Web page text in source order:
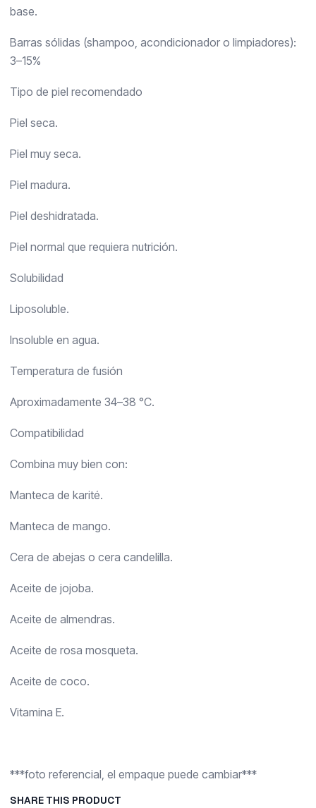
base.
Barras sólidas (shampoo, acondicionador o limpiadores):
3–15%
Tipo de piel recomendado
Piel seca.
Piel muy seca.
Piel madura.
Piel deshidratada.
Piel normal que requiera nutrición.
Solubilidad
Liposoluble.
Insoluble en agua.
Temperatura de fusión
Aproximadamente 34–38 °C.
Compatibilidad
Combina muy bien con:
Manteca de karité.
Manteca de mango.
Cera de abejas o cera candelilla.
Aceite de jojoba.
Aceite de almendras.
Aceite de rosa mosqueta.
Aceite de coco.
Vitamina E.
***foto referencial, el empaque puede cambiar***
SHARE THIS PRODUCT